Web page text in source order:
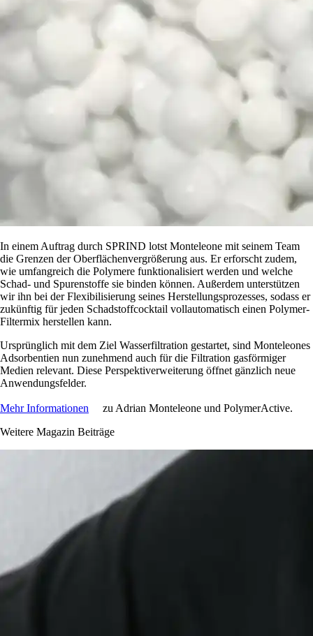
In einem Auftrag durch SPRIND lotst Monteleone mit seinem Team
die Grenzen der Oberflächenvergrößerung aus. Er erforscht zudem,
wie umfangreich die Polymere funktionalisiert werden und welche
Schad- und Spurenstoffe sie binden können. Außerdem unterstützen
wir ihn bei der Flexibilisierung seines Herstellungsprozesses, sodass er
zukünftig für jeden Schadstoffcocktail vollautomatisch einen Polymer-
Filtermix herstellen kann.
Ursprünglich mit dem Ziel Wasserfiltration gestartet, sind Monteleones
Adsorbentien nun zunehmend auch für die Filtration gasförmiger
Medien relevant. Diese Perspektiverweiterung öffnet gänzlich neue
Anwendungsfelder.
Mehr Informationen
zu Adrian Monteleone und PolymerActive.
Weitere Magazin Beiträge